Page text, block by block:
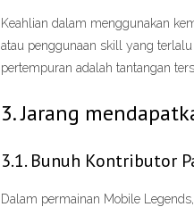
Keahlian dalam menggunakan
atau penggunaan skill yang
pertempuran adalah tantangan
3. Jarang
3.1. Bunuh Kontributor
Dalam permainan Mobile